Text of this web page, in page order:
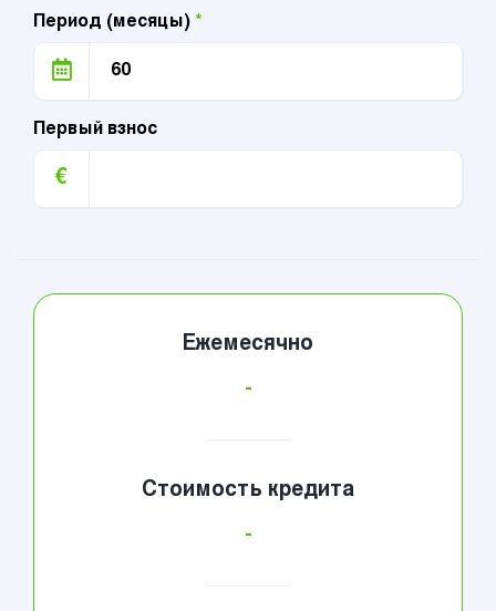
Период (месяцы) *
Первый взнос
€
Ежемесячно
-
Стоимость кредита
-